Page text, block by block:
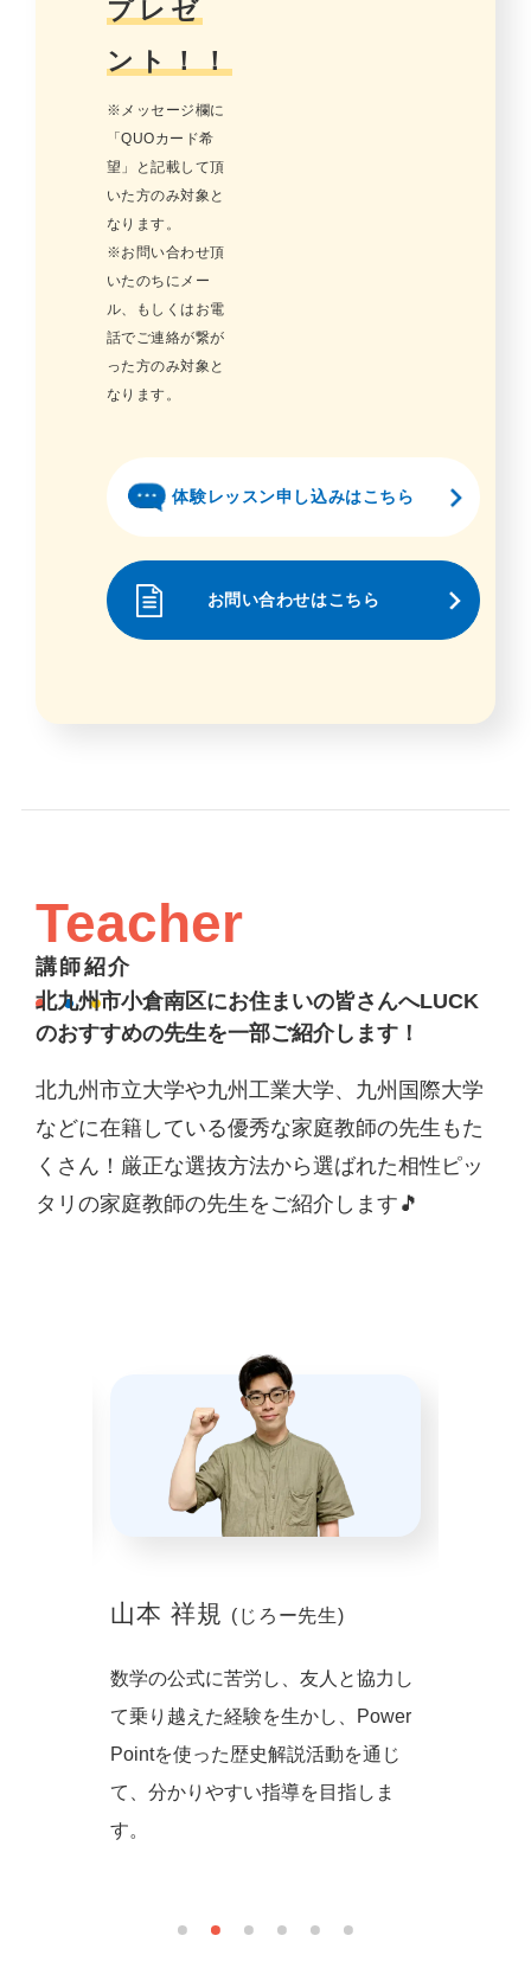
プレゼ
ント！！
※メッセージ欄に
「QUOカード希
望」と記載して頂
いた方のみ対象と
なります。
※お問い合わせ頂
いたのちにメー
ル、もしくはお電
話でご連絡が繋が
った方のみ対象と
なります。
体験レッスン申し込みはこちら
お問い合わせはこちら
Teacher
講師紹介
北九州市小倉南区にお住まいの皆さんへLUCK
のおすすめの先生を一部ご紹介します！
北九州市立大学や九州工業大学、九州国際大学
などに在籍している優秀な家庭教師の先生もた
くさん！厳正な選抜方法から選ばれた相性ピッ
タリの家庭教師の先生をご紹介します🎵
山本 祥規 (じろー先生)
数学の公式に苦労し、友人と協力し
て乗り越えた経験を生かし、Power
Pointを使った歴史解説活動を通じ
て、分かりやすい指導を目指しま
す。